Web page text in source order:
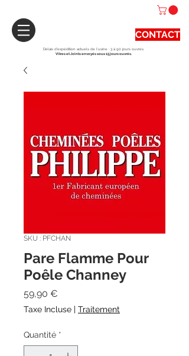
CONTACT
Délais d'expédition actuels de l'usine : 3 à 90 jours ouvrés.
Vitres et Joints envoyés sous 15 jours ouvrés.
SKU : PFCHAN
Pare Flamme Pour
Poêle Channey
59,90 €
Taxe Incluse | Traitement
Quantité *